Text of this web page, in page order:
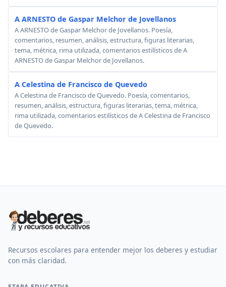
A ARNESTO de Gaspar Melchor de Jovellanos
A ARNESTO de Gaspar Melchor de Jovellanos. Poesía,
comentarios, resumen, análisis, estructura, figuras literarias,
tema, métrica, rima utilizada, comentarios estilísticos de A
ARNESTO de Gaspar Melchor de Jovellanos.
A Celestina de Francisco de Quevedo
A Celestina de Francisco de Quevedo. Poesía, comentarios,
resumen, análisis, estructura, figuras literarias, tema, métrica,
rima utilizada, comentarios estilísticos de A Celestina de Francisco
de Quevedo.
Recursos escolares para entender mejor los deberes y estudiar
con más claridad.